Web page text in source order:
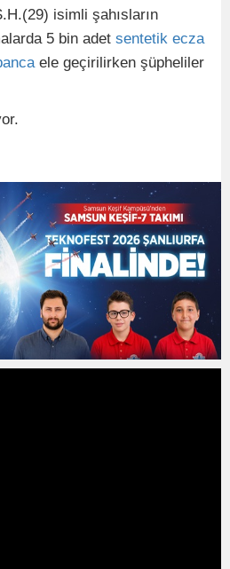
isimli şahısların
5 bin adet sentetik ecza
ele geçirilirken şüpheliler